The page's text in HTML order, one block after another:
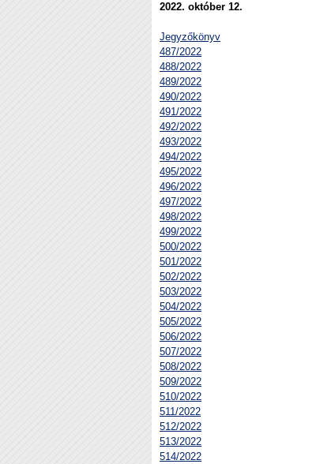
2022. október 12.
Jegyzőkönyv
487/2022
488/2022
489/2022
490/2022
491/2022
492/2022
493/2022
494/2022
495/2022
496/2022
497/2022
498/2022
499/2022
500/2022
501/2022
502/2022
503/2022
504/2022
505/2022
506/2022
507/2022
508/2022
509/2022
510/2022
511/2022
512/2022
513/2022
514/2022